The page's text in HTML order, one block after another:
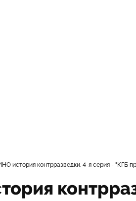
история контрразведки. 4-я серия - "КГБ